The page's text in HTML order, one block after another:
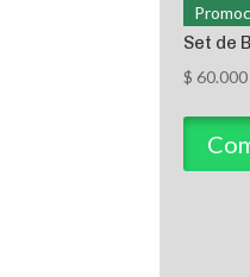
Set de
$ 60.000